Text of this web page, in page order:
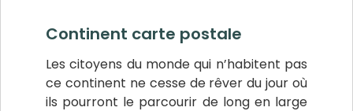
Continent carte postale
Les citoyens du monde qui n’habitent pas
ce continent ne cesse de rêver du jour où
ils pourront le parcourir de long en large